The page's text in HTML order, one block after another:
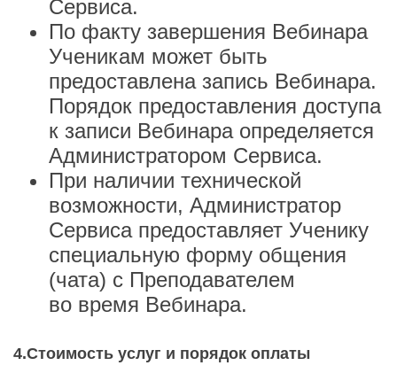
Сервиса.
По факту завершения Вебинара
Ученикам может быть
предоставлена запись Вебинара.
Порядок предоставления доступа
к записи Вебинара определяется
Администратором Сервиса.
При наличии технической
возможности, Администратор
Сервиса предоставляет Ученику
специальную форму общения
(чата) с Преподавателем
во время Вебинара.
4.Стоимость услуг и порядок оплаты